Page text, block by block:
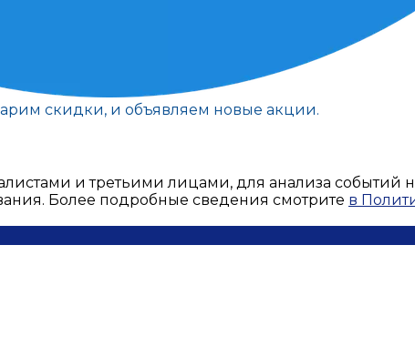
скидки, и объявляем новые акции.
и третьими лицами, для анализа событий
Более подробные сведения смотрите в